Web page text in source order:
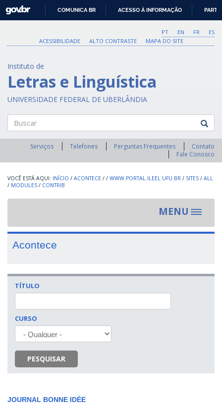
O
CONTEÚDO
GOVBR
COMUNICA BR ACESSO À INFORMAÇÃO
PT EN FR
ES
ACESSIBILIDADE
ALTO CONTRASTE MAPA DO SITE
Instituto de
Letras e Linguística
UNIVERSIDADE FEDERAL DE UBERLÂNDIA
Buscar
Serviços Telefones Perguntas Frequentes
Contato
Fale Conosco
INÍCIO / ACONTECE / / WWW.PORTAL.ILEEL.UFU.BR / SITES / ALL
/ MODULES / CONTRIB
MENU
Toggle
Acontece
TÍTULO
CURSO
PESQUISAR
JOURNAL BONNE IDÉE